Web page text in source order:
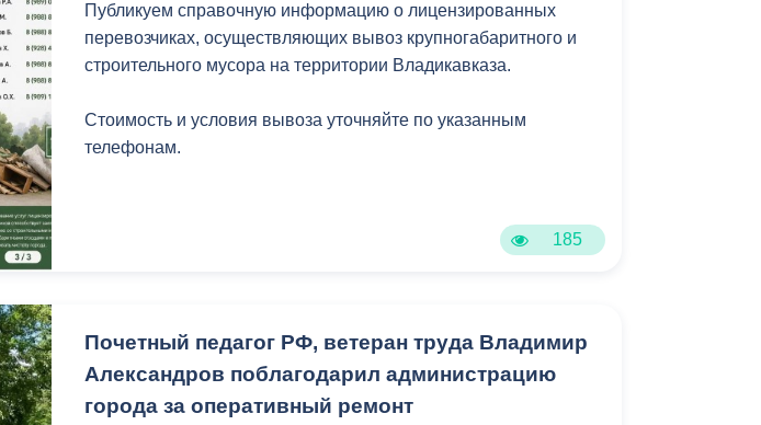
Публикуем справочную информацию о лицензированных
перевозчиках, осуществляющих вывоз крупногабаритного и
строительного мусора на территории Владикавказа.
Стоимость и условия вывоза уточняйте по указанным
телефонам.
185
Почетный педагог РФ, ветеран труда Владимир
Александров поблагодарил администрацию
города за оперативный ремонт